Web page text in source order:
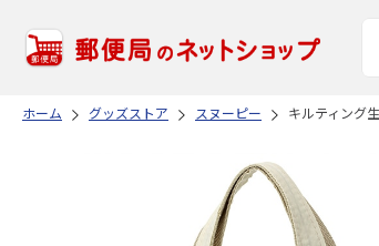
ホーム グッズストア スヌーピー キルティング